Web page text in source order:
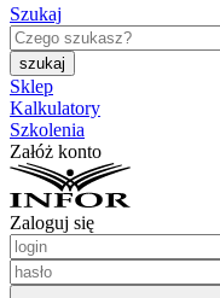
Szukaj
Sklep
Kalkulatory
Szkolenia
Załóż konto
Zaloguj się